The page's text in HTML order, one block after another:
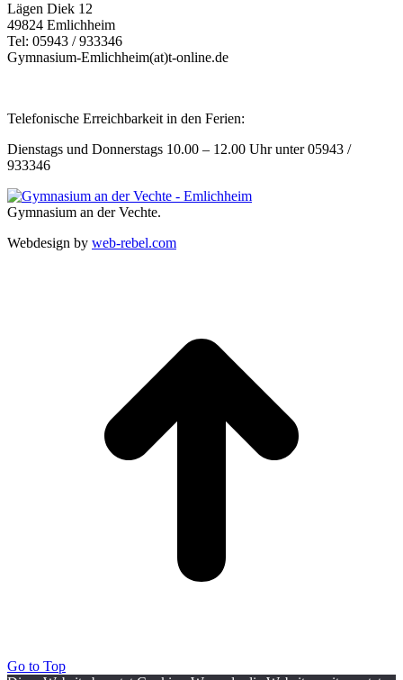
Lägen Diek 12
49824 Emlichheim
Tel: 05943 / 933346
Gymnasium-Emlichheim(at)t-online.de
Telefonische Erreichbarkeit in den Ferien:
Dienstags und Donnerstags 10.00 – 12.00 Uhr unter 05943 /
933346
Gymnasium an der Vechte.
Webdesign by web-rebel.com
Go to Top